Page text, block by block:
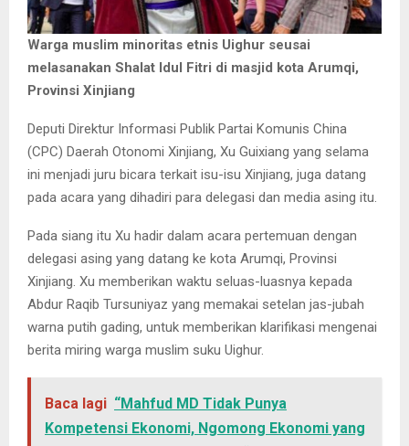
Warga muslim minoritas etnis Uighur seusai
melasanakan Shalat Idul Fitri di masjid kota Arumqi,
Provinsi Xinjiang
Deputi Direktur Informasi Publik Partai Komunis China
(CPC) Daerah Otonomi Xinjiang, Xu Guixiang yang selama
ini menjadi juru bicara terkait isu-isu Xinjiang, juga datang
pada acara yang dihadiri para delegasi dan media asing itu.
Pada siang itu Xu hadir dalam acara pertemuan dengan
delegasi asing yang datang ke kota Arumqi, Provinsi
Xinjiang. Xu memberikan waktu seluas-luasnya kepada
Abdur Raqib Tursuniyaz yang memakai setelan jas-jubah
warna putih gading, untuk memberikan klarifikasi mengenai
berita miring warga muslim suku Uighur.
Baca lagi “Mahfud MD Tidak Punya
Kompetensi Ekonomi, Ngomong Ekonomi yang